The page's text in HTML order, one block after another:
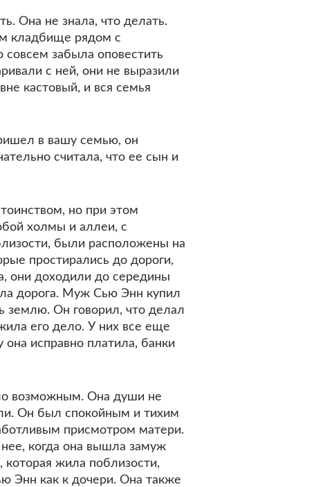
Она не знала, что делать.
кладбище рядом с
забыла оповестить
с ней, они не выразили
кастовый, и вся семья
в вашу семью, он
считала, что ее сын и
но при этом
холмы и аллеи, с
были расположены на
простирались до дороги,
они доходили до середины
дорога. Муж Сью Энн купил
землю. Он говорил, что делал
его дело. У них все еще
исправно платила, банки
возможным. Она души не
Он был спокойным и тихим
присмотром матери.
когда она вышла замуж
жила поблизости,
Энн как к дочери. Она также